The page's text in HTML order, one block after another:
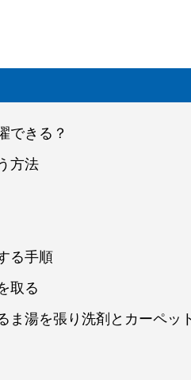
できる？
方法
る手順
取る
湯を張り洗剤とカーペッ